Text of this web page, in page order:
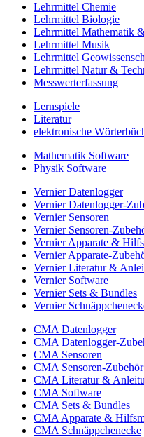
Lehrmittel Chemie
Lehrmittel Biologie
Lehrmittel Mathematik
Lehrmittel Musik
Lehrmittel
Lehrmittel Natur &
Messwerterfassung
Lernspiele
Literatur
elektronische
Mathematik Software
Physik Software
Vernier Datenlogger
Vernier Datenlogger-
Vernier Sensoren
Vernier Sensoren-
Vernier Apparate &
Vernier Apparate-
Vernier Literatur &
Vernier Software
Vernier Sets & Bundles
Vernier
CMA Datenlogger
CMA Datenlogger-
CMA Sensoren
CMA Sensoren-Zubehör
CMA Literatur &
CMA Software
CMA Sets & Bundles
CMA Apparate &
CMA Schnäppchenecke